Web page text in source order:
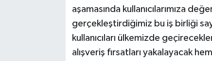
aşamasında kullanıcılarımıza
gerçekleştirdiğimiz bu iş birliği
kullanıcıları ülkemizde
alışveriş fırsatları yakalayacak